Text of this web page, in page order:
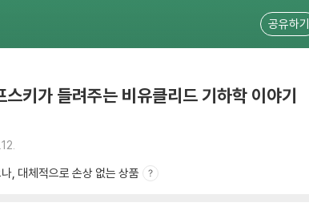
공유하기
스키가 들려주는 비유클리드 기하학 이야기
, 대체적으로 손상 없는 상품